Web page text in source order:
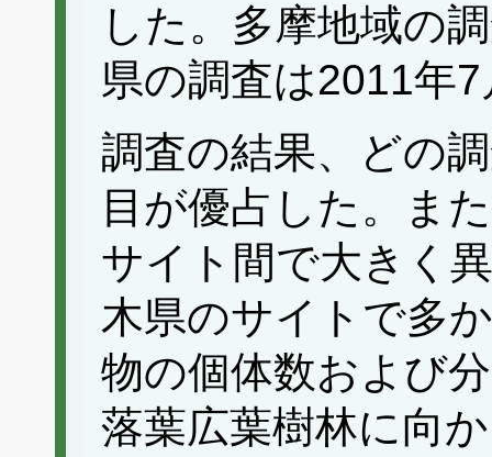
した。多摩地域の
県の調査は2011年
調査の結果、どの
目が優占した。ま
サイト間で大きく
木県のサイトで多
物の個体数および
落葉広葉樹林に向